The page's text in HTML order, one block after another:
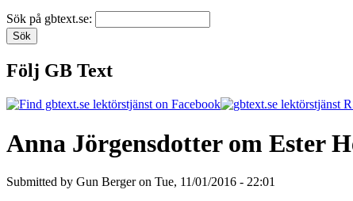
Sök på gbtext.se:
Följ GB Text
Anna Jörgensdotter om Ester
Submitted by Gun Berger on Tue, 11/01/2016 - 22:01